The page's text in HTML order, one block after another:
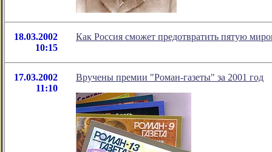
18.03.2002
10:15
Как Россия сможет предотвратить пятую
17.03.2002
11:10
Вручены премии "Роман-газеты" за 2001 год